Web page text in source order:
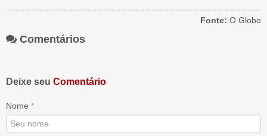
Fonte: O Globo
Comentários
Deixe seu Comentário
Nome *